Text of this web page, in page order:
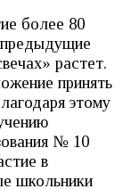
более 80
предыдущие
растет.
принять
этому
№ 10
в
школьники